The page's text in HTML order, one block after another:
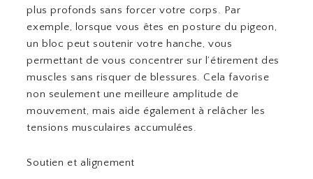
plus profonds sans forcer votre corps. Par
exemple, lorsque vous êtes en posture du pigeon,
un bloc peut soutenir votre hanche, vous
permettant de vous concentrer sur l’étirement des
muscles sans risquer de blessures. Cela favorise
non seulement une meilleure amplitude de
mouvement, mais aide également à relâcher les
tensions musculaires accumulées.
Soutien et alignement